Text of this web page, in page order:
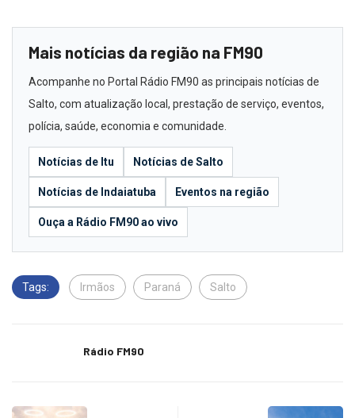
Mais notícias da região na FM90
Acompanhe no Portal Rádio FM90 as principais notícias de
Salto, com atualização local, prestação de serviço, eventos,
polícia, saúde, economia e comunidade.
Notícias de Itu Notícias de Salto
Notícias de Indaiatuba Eventos na região
Ouça a Rádio FM90 ao vivo
Tags: Irmãos Paraná Salto
Rádio FM90